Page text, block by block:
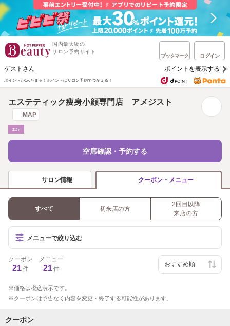
国内最大級の
サロン予約サイト
ブックマーク ログイン
ゲストさん ポイントを表示する
ポイントが1%たまる！ ポイントはサロン予約でつかえる！
エステティック痩身小顔専門店 アメジスト
MAP
ｴｽﾃ
空席確認・予約する
サロン情報 クーポン・メニュー
すべて 初来店の方
2回目以降
来店の方
メニューで絞り込む
クーポン
21件
メニュー
21件
価格は税込表示です。
クーポンは予告なく内容を変更・終了する可能性があります。
クーポン